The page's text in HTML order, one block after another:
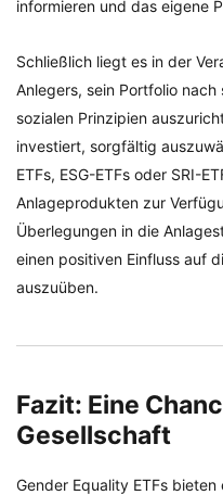
informieren und das eigene
Schließlich liegt es in der
Anlegers, sein Portfolio
sozialen Prinzipien
investiert, sorgfältig
ETFs, ESG-ETFs oder SRI-
Anlageprodukten zur
Überlegungen in die
einen positiven Einfluss auf
auszuüben.
Fazit: Eine
Gesellschaft
Gender Equality ETFs